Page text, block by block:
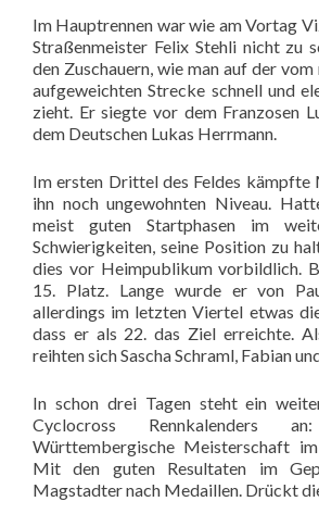
Im Hauptrennen war wie am Vortag
Straßenmeister Felix Stehli nicht zu
den Zuschauern, wie man auf der
aufgeweichten Strecke schnell und
zieht. Er siegte vor dem Franzosen
dem Deutschen Lukas Herrmann.
Im ersten Drittel des Feldes kämpfte
ihn noch ungewohnten Niveau.
meist guten Startphasen im
Schwierigkeiten, seine Position zu
dies vor Heimpublikum vorbildlich.
15. Platz. Lange wurde er von
allerdings im letzten Viertel etwas
dass er als 22. das Ziel erreichte.
reihten sich Sascha Schraml, Fabian
In schon drei Tagen steht ein
Cyclocross Rennkalenders
Württembergische Meisterschaft
Mit den guten Resultaten im
Magstadter nach Medaillen. Drückt